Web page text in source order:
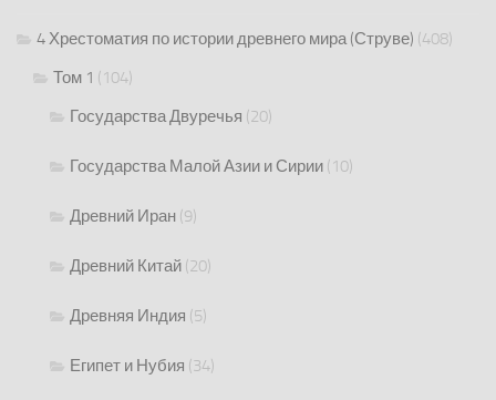
4 Хрестоматия по истории древнего мира (Струве) (408)
Том 1 (104)
Государства Двуречья (20)
Государства Малой Азии и Сирии (10)
Древний Иран (9)
Древний Китай (20)
Древняя Индия (5)
Египет и Нубия (34)